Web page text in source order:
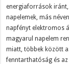
energiaforrások iránt,
napelemek, más
napfényt elektromos
magyarul napelem
miatt, többek között
fenntarthatóság és az